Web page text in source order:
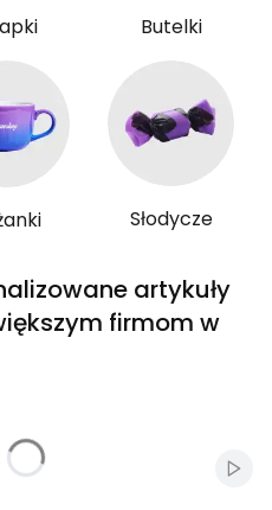
Butelki
Słodycze
artykuły
firmom w